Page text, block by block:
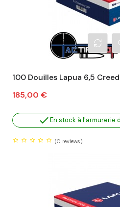
100 Douilles Lapua 6,5
Prix
185,00 €
En stock à l'armurerie
(0 reviews)